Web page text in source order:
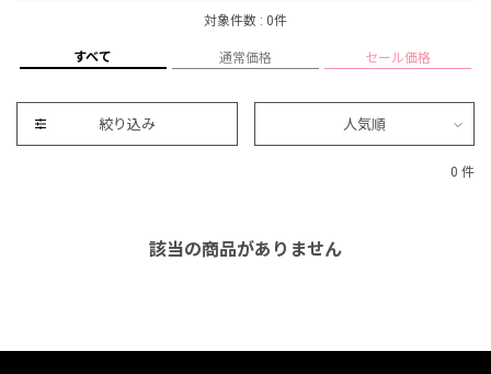
対象件数 : 0件
すべて 通常価格 セール価格
絞り込み 人気順
0 件
該当の商品がありません